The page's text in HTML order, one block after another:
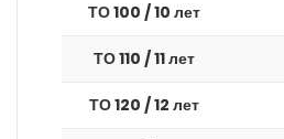
ТО 100 / 10 лет
ТО 110 / 11 лет
ТО 120 / 12 лет